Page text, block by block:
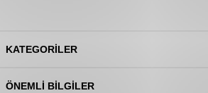
KATEGORILER
ÖNEMLI BILGILER